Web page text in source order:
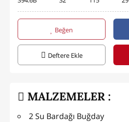
Beğen
Deftere Ekle
MALZEMELER :
2 Su Bardağı Buğday